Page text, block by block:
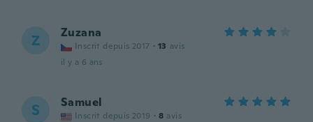
Z Zuzana
Inscrit depuis 2017 · 13 avis
il y a 6 ans
S Samuel
Inscrit depuis 2019 · 8 avis